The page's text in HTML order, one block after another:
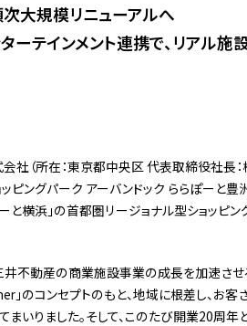
大規模リニューアルへ
ーテインメント連携で、リアル
社（所在：東京都中央区 代表取締役社長：
ッピングパーク アーバンドック ららぽーと豊
と横浜」の首都圏リージョナル型ショッピ
井不動産の商業施設事業の成長を加速させ
」のコンセプトのもと、地域に根差し、お
まいりました。そして、このたび開業20周年